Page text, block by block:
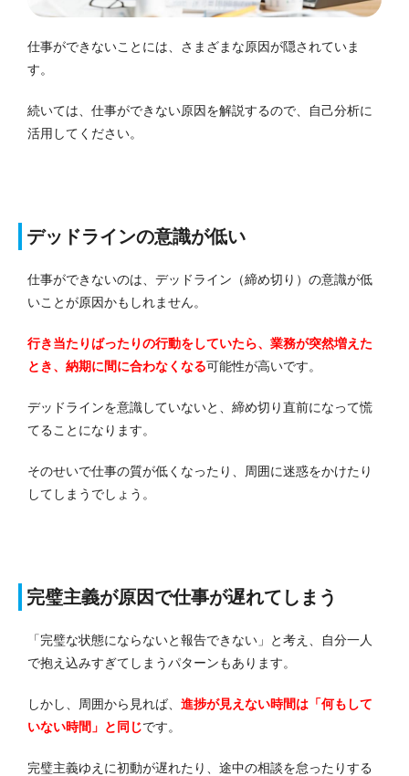
仕事ができないことには、さまざまな原因が隠されていま
す。
続いては、仕事ができない原因を解説するので、自己分析に
活用してください。
デッドラインの意識が低い
仕事ができないのは、デッドライン（締め切り）の意識が低
いことが原因かもしれません。
行き当たりばったりの行動をしていたら、業務が突然増えた
とき、納期に間に合わなくなる可能性が高いです。
デッドラインを意識していないと、締め切り直前になって慌
てることになります。
そのせいで仕事の質が低くなったり、周囲に迷惑をかけたり
してしまうでしょう。
完璧主義が原因で仕事が遅れてしまう
「完璧な状態にならないと報告できない」と考え、自分一人
で抱え込みすぎてしまうパターンもあります。
しかし、周囲から見れば、 進捗が見えない時間は「何もして
いない時間」と同じです。
完璧主義ゆえに初動が遅れたり、途中の相談を怠ったりする